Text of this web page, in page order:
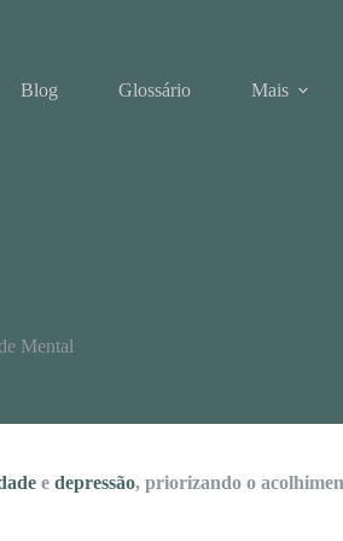
Blog Glossário Mais
Mental
e depressão, priorizando o